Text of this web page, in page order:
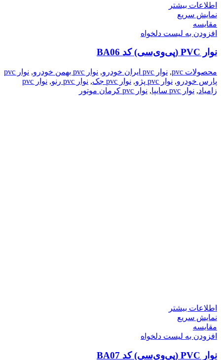
اطلاعات بیشتر
نمایش سریع
مقایسه
افزودن به لیست دلخواه
نوار PVC (پی‌وی‌سی) کد BA06
محصولات pvc , نوار pvc ایران خودرو , نوار pvc بهمن خودرو ,
نوار pvc
پارس خودرو, نوار pvc پژو , نوار pvc جک , نوار pvc رنو ,
نوار pvc
زامیاد, نوار pvc سایپا , نوار pvc کرمان موتور
اطلاعات بیشتر
نمایش سریع
مقایسه
افزودن به لیست دلخواه
نوار PVC (پی‌وی‌سی) کد BA07